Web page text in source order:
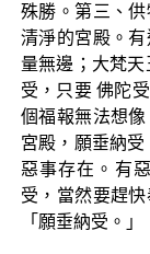
殊勝。第三、
清淨的宮殿。
量無邊；大梵
受，只要 佛陀
個福報無法想
宮殿，願垂納
惡事存在。有
受，當然要趕
「願垂納受。」